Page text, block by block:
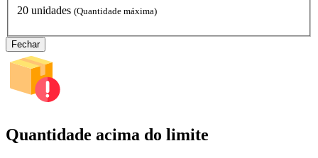
20 unidades (Quantidade máxima)
Fechar
Quantidade acima do limite